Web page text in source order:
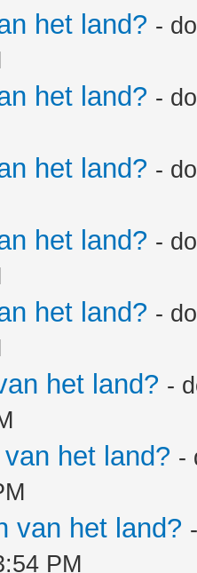
het land? -
het land? -
het land? -
het land? -
het land? -
het land? -
het land? -
van het land?
PM